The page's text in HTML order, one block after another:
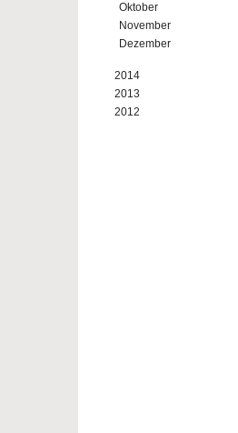
Oktober
November
Dezember
2014
2013
2012